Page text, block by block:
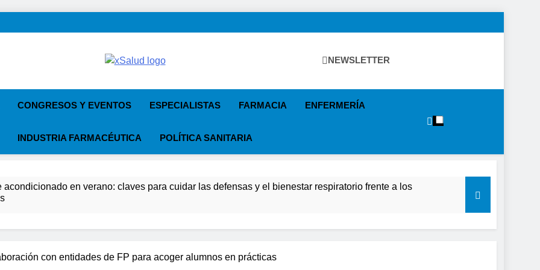
XSalud
NEWSLETTER
CONGRESOS Y EVENTOS ESPECIALISTAS FARMACIA ENFERMERÍA
INDUSTRIA FARMACÉUTICA POLÍTICA SANITARIA
acondicionado en verano: claves para cuidar las defensas y el bienestar respiratorio frente a los
advierten de que mirar el eclipse solar sin protección puede causar daños irreversibles en la retina en
con entidades de FP para acoger alumnos en prácticas